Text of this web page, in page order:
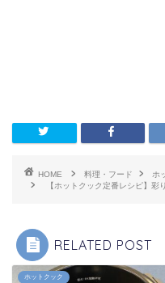
HOME 料理・フード
ホ
【ホットクック定番レシピ】
RELATED POST
ホットクック